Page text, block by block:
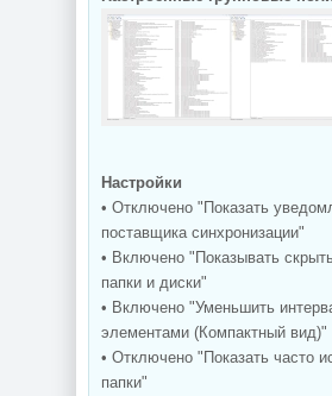
Настройки
• Отключено "Показать
поставщика синхронизации"
• Включено "Показывать
папки и диски"
• Включено "Уменьшить
элементами (Компактный вид)"
• Отключено "Показать часто
папки"